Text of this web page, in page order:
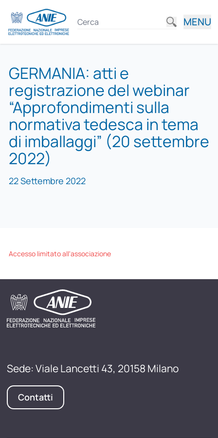
MENU
GERMANIA: atti e
registrazione del webinar
“Approfondimenti sulla
normativa tedesca in tema
di imballaggi” (20 settembre
2022)
22 Settembre 2022
Accesso limitato all'associazione
Sede: Viale Lancetti 43, 20158 Milano
Contatti